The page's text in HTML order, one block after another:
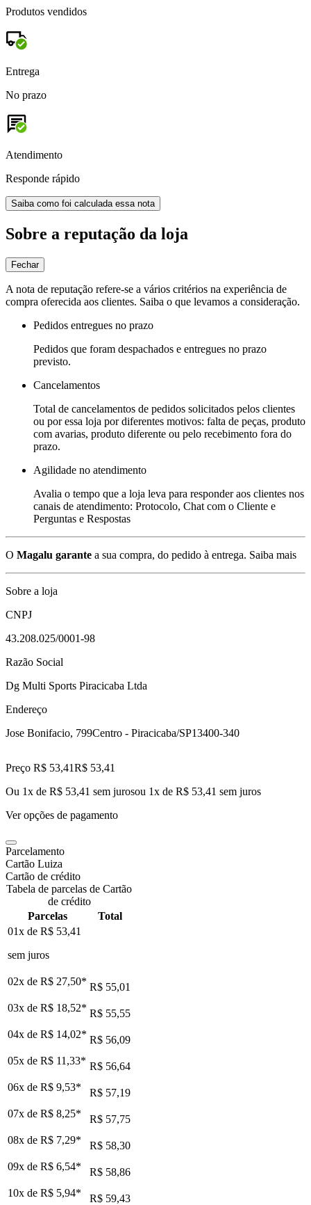
Produtos vendidos
Entrega
No prazo
Atendimento
Responde rápido
Saiba como foi calculada essa nota
Sobre a reputação da loja
Fechar
A nota de reputação refere-se a vários critérios na experiência de
compra oferecida aos clientes. Saiba o que levamos a consideração.
Pedidos entregues no prazo
Pedidos que foram despachados e entregues no prazo
previsto.
Cancelamentos
Total de cancelamentos de pedidos solicitados pelos clientes
ou por essa loja por diferentes motivos: falta de peças, produto
com avarias, produto diferente ou pelo recebimento fora do
prazo.
Agilidade no atendimento
Avalia o tempo que a loja leva para responder aos clientes nos
canais de atendimento: Protocolo, Chat com o Cliente e
Perguntas e Respostas
O Magalu garante a sua compra, do pedido à entrega. Saiba mais
Sobre a loja
CNPJ
43.208.025/0001-98
Razão Social
Dg Multi Sports Piracicaba Ltda
Endereço
Jose Bonifacio, 799Centro - Piracicaba/SP13400-340
Preço R$ 53,41R$ 53,41
Ou 1x de R$ 53,41 sem jurosou 1x de R$ 53,41 sem juros
Ver opções de pagamento
Parcelamento
Cartão Luiza
Cartão de crédito
Tabela de parcelas de Cartão
de crédito
Parcelas
Total
01x de R$ 53,41
sem juros
02x de R$ 27,50* R$ 55,01
03x de R$ 18,52* R$ 55,55
04x de R$ 14,02* R$ 56,09
05x de R$ 11,33* R$ 56,64
06x de R$ 9,53*
R$ 57,19
07x de R$ 8,25*
R$ 57,75
08x de R$ 7,29*
R$ 58,30
09x de R$ 6,54*
R$ 58,86
10x de R$ 5,94*
R$ 59,43